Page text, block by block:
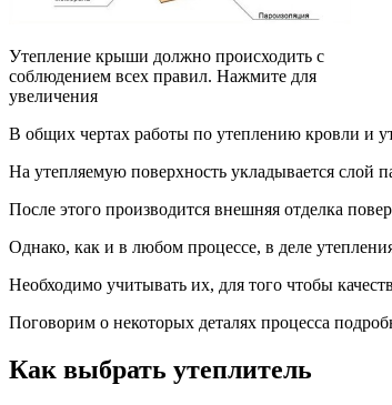
Утепление крыши должно происходить с
соблюдением всех правил. Нажмите для
увеличения
В общих чертах работы по утеплению кровли и
На утепляемую поверхность укладывается слой
После этого производится внешняя отделка
Однако, как и в любом процессе, в деле
Необходимо учитывать их, для того чтобы
Поговорим о некоторых деталях процесса
Как выбрать утеплитель